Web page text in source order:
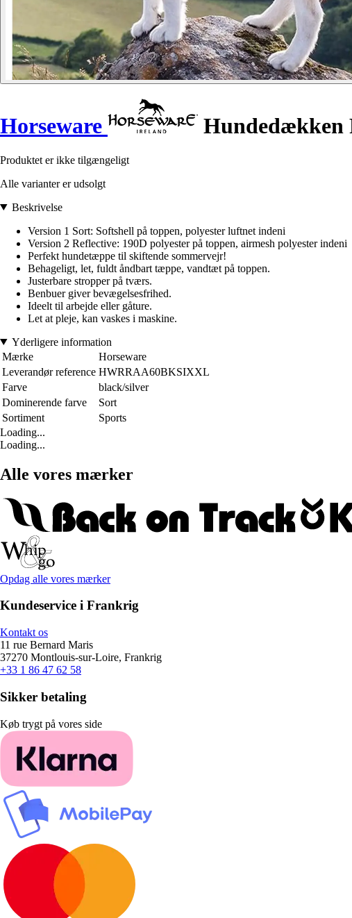
Horseware Hundedækken
Produktet er ikke tilgængeligt
Alle varianter er udsolgt
Beskrivelse
Version 1 Sort: Softshell på toppen, polyester luftnet indeni
Version 2 Reflective: 190D polyester på toppen, airmesh polyester indeni
Perfekt hundetæppe til skiftende sommervejr!
Behageligt, let, fuldt åndbart tæppe, vandtæt på toppen.
Justerbare stropper på tværs.
Benbuer giver bevægelsesfrihed.
Ideelt til arbejde eller gåture.
Let at pleje, kan vaskes i maskine.
Yderligere information
Mærke
Horseware
Leverandør reference HWRRAA60BKSIXXL
Farve
black/silver
Dominerende farve
Sort
Sortiment
Sports
Loading...
Loading...
Alle vores mærker
Opdag alle vores mærker
Kundeservice i Frankrig
Kontakt os
11 rue Bernard Maris
37270 Montlouis-sur-Loire, Frankrig
+33 1 86 47 62 58
Sikker betaling
Køb trygt på vores side